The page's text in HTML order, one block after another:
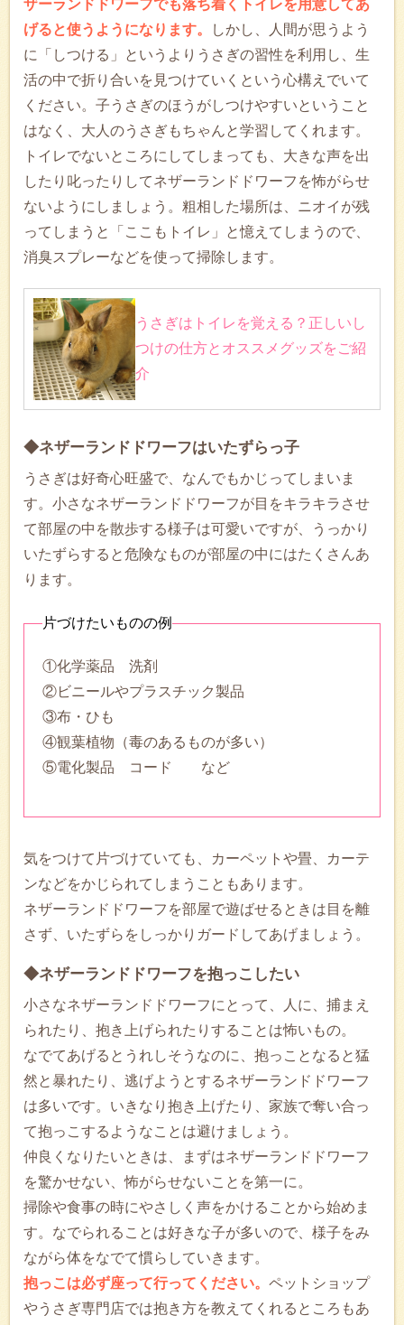
ザーランドドワーフでも落ち着くトイレを用意してあ
げると使うようになります。
しかし、人間が思うよう
に「しつける」というよりうさぎの習性を利用し、生
活の中で折り合いを見つけていくという心構えでいて
ください。子うさぎのほうがしつけやすいということ
はなく、大人のうさぎもちゃんと学習してくれます。
トイレでないところにしてしまっても、大きな声を出
したり叱ったりしてネザーランドドワーフを怖がらせ
ないようにしましょう。粗相した場所は、ニオイが残
ってしまうと「ここもトイレ」と憶えてしまうので、
消臭スプレーなどを使って掃除します。
うさぎはトイレを覚える？正しいし
つけの仕方とオススメグッズをご紹
介
◆ネザーランドドワーフはいたずらっ子
うさぎは好奇心旺盛で、なんでもかじってしまいま
す。小さなネザーランドドワーフが目をキラキラさせ
て部屋の中を散歩する様子は可愛いですが、うっかり
いたずらすると危険なものが部屋の中にはたくさんあ
ります。
片づけたいものの例
①化学薬品 洗剤
②ビニールやプラスチック製品
③布・ひも
④観葉植物（毒のあるものが多い）
⑤電化製品 コード など
気をつけて片づけていても、カーペットや畳、カーテ
ンなどをかじられてしまうこともあります。
ネザーランドドワーフを部屋で遊ばせるときは目を離
さず、いたずらをしっかりガードしてあげましょう。
◆ネザーランドドワーフを抱っこしたい
小さなネザーランドドワーフにとって、人に、捕まえ
られたり、抱き上げられたりすることは怖いもの。
なでてあげるとうれしそうなのに、抱っことなると猛
然と暴れたり、逃げようとするネザーランドドワーフ
は多いです。いきなり抱き上げたり、家族で奪い合っ
て抱っこするようなことは避けましょう。
仲良くなりたいときは、まずはネザーランドドワーフ
を驚かせない、怖がらせないことを第一に。
掃除や食事の時にやさしく声をかけることから始めま
す。なでられることは好きな子が多いので、様子をみ
ながら体をなでて慣らしていきます。
抱っこは必ず座って行ってください。 ペットショップ
やうさぎ専門店では抱き方を教えてくれるところもあ